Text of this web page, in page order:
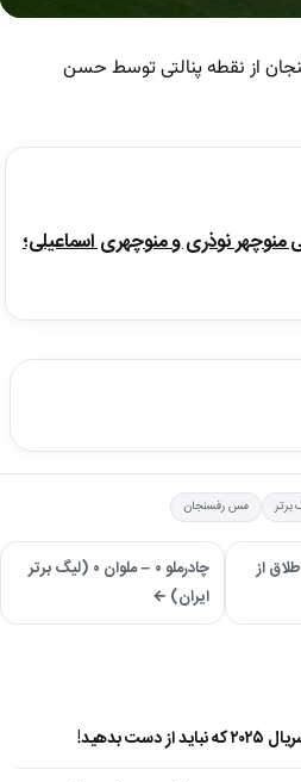
از نقطه پنالتی توسط حسن
نوذری و منوچهری اسماعیلی؛
برتر مس رفسنجان
از
چادرملو ۰ – ملوان ۰ (لیگ برتر
ایران) ←